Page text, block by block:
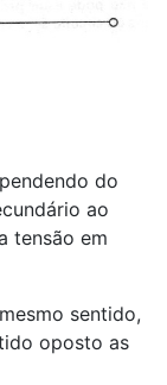
do
ao
tensão em
sentido,
oposto as